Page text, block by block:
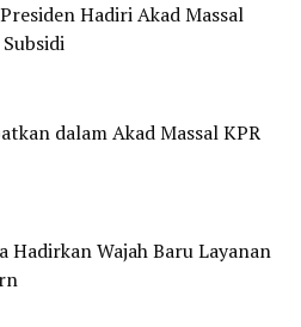
Hadiri Akad Massal
dalam Akad Massal KPR
Hadirkan Wajah Baru Layanan